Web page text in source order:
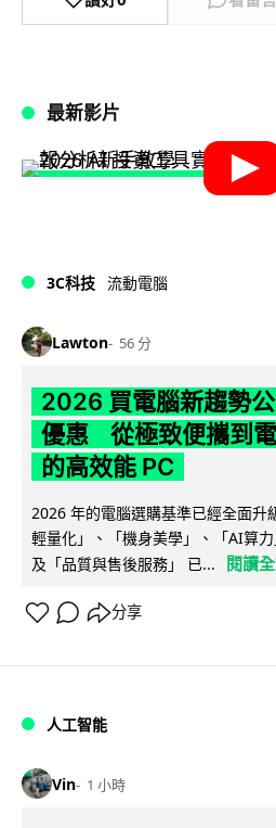
最新影片
3C科技 流動電腦
Lawton 56 分
2026 買電腦新趨勢
優惠 從極致便攜到
的高效能 PC
2026 年的電腦選購基準已經全面升
輕量化」、「機身美學」、「AI算
及「品質與售後服務」 已...
閱讀
分享
人工智能
Vin 1 小時